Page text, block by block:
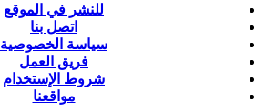
للنشر في الموقع
اتصل بنا
سياسة الخصوصية
فريق العمل
شروط الإستخدام
مواقعنا